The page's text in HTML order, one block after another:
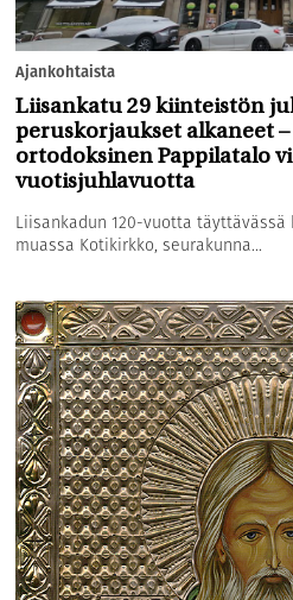
Ajankohtaista
Liisankatu 29 kiinteistön
peruskorjaukset alkaneet
ortodoksinen Pappilatalo
vuotisjuhlavuotta
Liisankadun 120-vuotta
muassa Kotikirkko, seurakunna...